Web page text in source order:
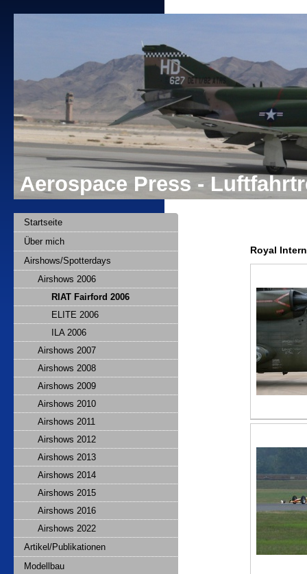
Aerospace Press -
Royal
Startseite
Über mich
Airshows/Spotterdays
Airshows 2006
RIAT Fairford 2006
ELITE 2006
ILA 2006
Airshows 2007
Airshows 2008
Airshows 2009
Airshows 2010
Airshows 2011
Airshows 2012
Airshows 2013
Airshows 2014
Airshows 2015
Airshows 2016
Airshows 2022
Artikel/Publikationen
Modellbau